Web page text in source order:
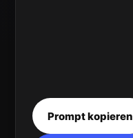
Prompt kopieren